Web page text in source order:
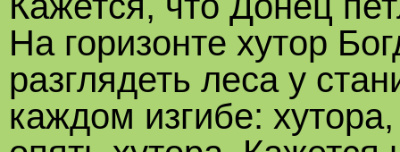
На горизонте хутор
разглядеть леса у
каждом изгибе: